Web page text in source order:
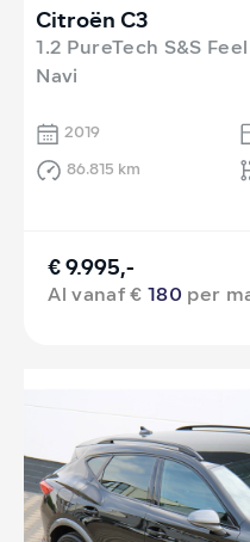
Citroën C3
1.2 PureTech S&S
Navi
2019
86.815 km
€ 9.995,-
Al vanaf €180 per